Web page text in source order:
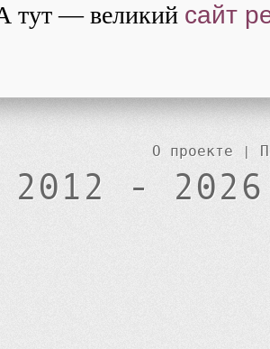
тут — великий сайт
О проекте |
2012 -